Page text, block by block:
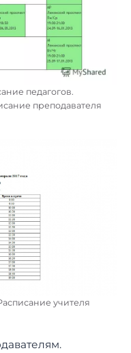
педагогов.
преподавателя
учителя